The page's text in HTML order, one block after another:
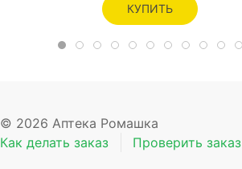
КУПИТЬ
© 2026 Аптека Ромашка
Как делать заказ
Проверить заказ